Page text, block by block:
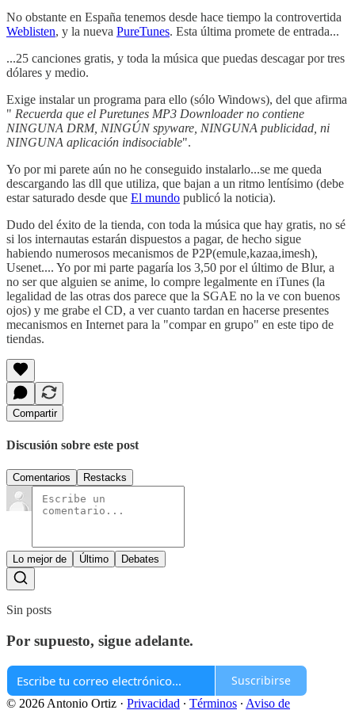
No obstante en España tenemos desde hace tiempo la controvertida
Weblisten, y la nueva PureTunes. Esta última promete de entrada...
...25 canciones gratis, y toda la música que puedas descagar por tres
dólares y medio.
Exige instalar un programa para ello (sólo Windows), del que afirma
" Recuerda que el Puretunes MP3 Downloader no contiene
NINGUNA DRM, NINGÚN spyware, NINGUNA publicidad, ni
NINGUNA aplicación indisociable".
Yo por mi parete aún no he conseguido instalarlo...se me queda
descargando las dll que utiliza, que bajan a un ritmo lentísimo (debe
estar saturado desde que El mundo publicó la noticia).
Dudo del éxito de la tienda, con toda la música que hay gratis, no sé
si los internautas estarán dispuestos a pagar, de hecho sigue
habiendo numerosos mecanismos de P2P(emule,kazaa,imesh),
Usenet.... Yo por mi parte pagaría los 3,50 por el último de Blur, a
no ser que alguien se anime, lo compre legalmente en iTunes (la
legalidad de las otras dos parece que la SGAE no la ve con buenos
ojos) y me grabe el CD, a ver cuanto tardan en hacerse presentes
mecanismos en Internet para la "compar en grupo" en este tipo de
tiendas.
Compartir
Discusión sobre este post
Comentarios Restacks
Lo mejor de Último Debates
Sin posts
Por supuesto, sigue adelante.
Suscribirse
© 2026 Antonio Ortiz · Privacidad ∙ Términos ∙ Aviso de